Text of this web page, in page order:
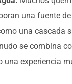
una fuente
una cascada
se combina
una experiencia